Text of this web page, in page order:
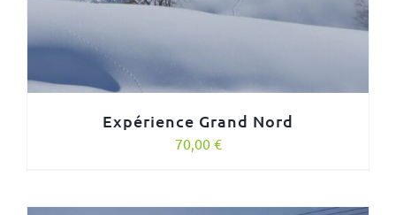
Expérience Grand Nord
70,00 €